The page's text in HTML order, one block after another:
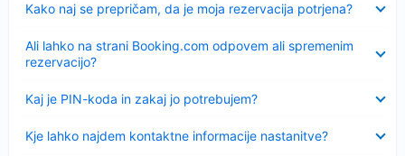
Kako naj se prepričam, da je moja rezervacija potrjena?
Ali lahko na strani Booking.com odpovem ali spremenim
rezervacijo?
Kaj je PIN-koda in zakaj jo potrebujem?
Kje lahko najdem kontaktne informacije nastanitve?